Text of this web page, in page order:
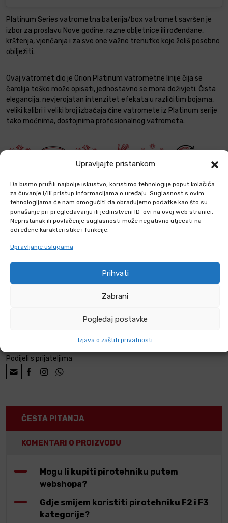
Upravljajte pristankom
Da bismo pružili najbolje iskustvo, koristimo tehnologije poput kolačića
za čuvanje i/ili pristup informacijama o uređaju. Suglasnost s ovim
tehnologijama će nam omogućiti da obrađujemo podatke kao što su
ponašanje pri pregledavanju ili jedinstveni ID-ovi na ovoj web stranici.
Nepristanak ili povlačenje suglasnosti može negativno utjecati na
određene karakteristike i funkcije.
Upravljanje uslugama
Prihvati
Zabrani
Pogledaj postavke
Izjava o zaštiti privatnosti
Platinum Series vatrometna baterija/box vatromet savršen je
izbor za proslavu Nove godine, razne obljetnice ili rođendane,
krštenja, vjenčanja i za sve one važne trenutke koje želiš posebno
obilježiti.
Ovaj vatromet dio je Orion Platinum vatrometne linije čija se
čarolija teško može opisati, jednostavno se mora doživjeti. Čista
elegancija, nevjerojatan intenzitet efekata u različitim bojama,
veliki kalibri i veliki broj izbačaja čine vatromete iz Platinum serije
tako moćnima, dostojnima profesionalnog vatrometa.
49
980 g
1.3G F3
PRODAJNA MJESTA
,Vatromet
Podijeli s prijateljima
ČESTA PITANJA
KOMENTARI O PROIZVODU
Mogu li kupiti pirotehniku putem
webshopa?
Gdje smijem koristiti pirotehniku F2 i F3
kategorije?